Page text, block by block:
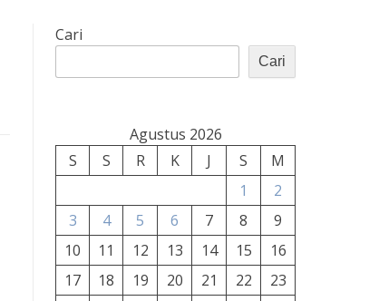
Cari
Cari
Agustus 2026
S
S R K J S
M
1
2
3
4 5 6 7 8
9
10
11 12 13 14 15
16
17
18 19 20 21 22
23